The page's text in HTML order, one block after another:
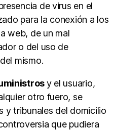
de virus en el
para la conexión a los
web, de un mal
o del uso de
mismo.
y el usuario,
otro fuero, se
y tribunales del domicilio
que pudiera